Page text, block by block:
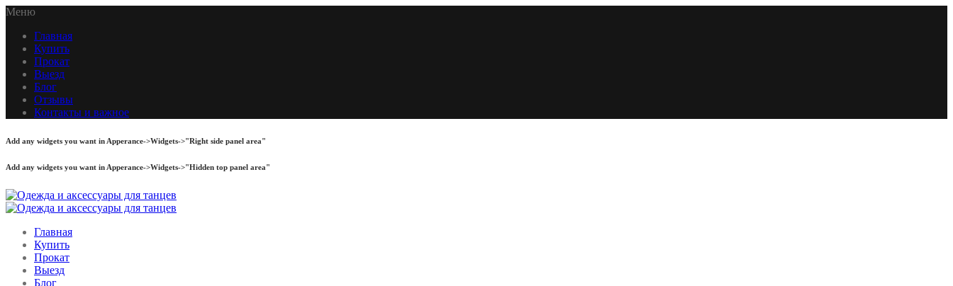
Меню
Главная
Купить
Прокат
Выезд
Блог
Отзывы
Контакты и важное
Add any widgets you want in Apperance->Widgets->"Right side panel area"
Add any widgets you want in Apperance->Widgets->"Hidden top panel area"
Главная
Купить
Прокат
Выезд
Блог